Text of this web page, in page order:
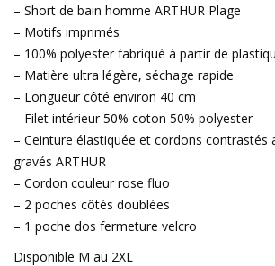
– Short de bain homme ARTHUR Plage
– Motifs imprimés
– 100% polyester fabriqué à partir de
– Matière ultra légère, séchage rapide
– Longueur côté environ 40 cm
– Filet intérieur 50% coton 50% polyester
– Ceinture élastiquée et cordons contrastés
gravés ARTHUR
– Cordon couleur rose fluo
– 2 poches côtés doublées
– 1 poche dos fermeture velcro
Disponible M au 2XL